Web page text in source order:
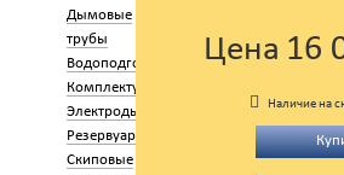
Дымовые
трубы
Водоподготовка
Комплектующие
Электроды
Резервуары
Скиповые
Цена 16
Наличие на